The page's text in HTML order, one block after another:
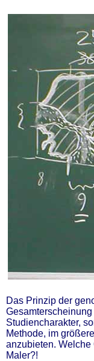
Das Prinzip der
Studiencharakter,
Methode, im
anzubieten.
Maler?!